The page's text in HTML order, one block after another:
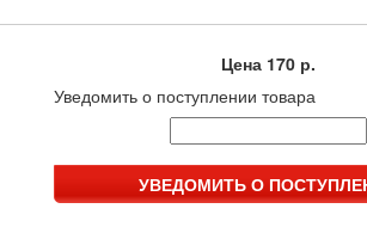
Цена 170 р.
Уведомить о поступлении товара